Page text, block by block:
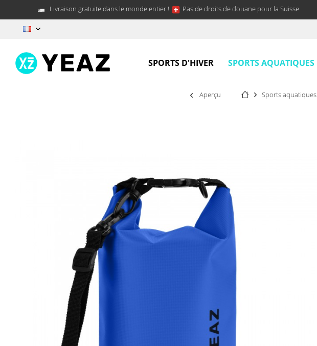
Livraison gratuite dans le monde entier ! Pas de droits de douane pour la Suisse
SPORTS D'HIVER SPORTS AQUATIQUES
Aperçu Sports aquatiques